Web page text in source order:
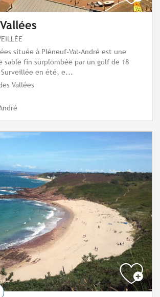
située à Pléneuf-Val-André est une
sable fin surplombée par un golf de 18
en été, e...
Vallées